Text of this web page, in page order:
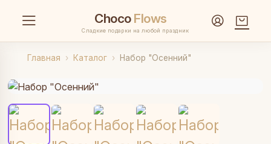
Choco Flows
Сладкие подарки на любой праздник
Главная Каталог Набор "Осенний"